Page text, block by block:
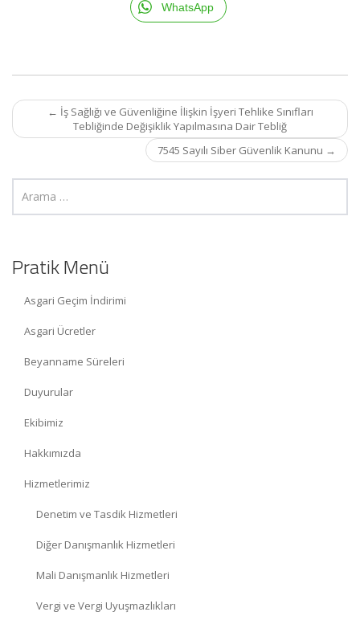
WhatsApp
Post
navigation
← İş Sağlığı ve Güvenliğine İlişkin İşyeri Tehlike Sınıfları
Tebliğinde Değişiklik Yapılmasına Dair Tebliğ
7545 Sayılı Siber Güvenlik Kanunu →
Pratik Menü
Asgari Geçim İndirimi
Asgari Ücretler
Beyanname Süreleri
Duyurular
Ekibimiz
Hakkımızda
Hizmetlerimiz
Denetim ve Tasdik Hizmetleri
Diğer Danışmanlık Hizmetleri
Mali Danışmanlık Hizmetleri
Vergi ve Vergi Uyuşmazlıkları